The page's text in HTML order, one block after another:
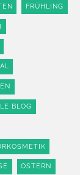
FRÜHLING
BLOG
OSTERN